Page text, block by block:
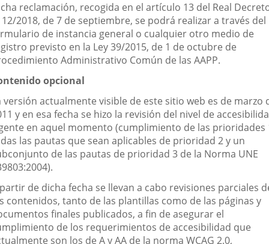
reclamación, recogida en el artículo 13 del Real
2018, de 7 de septiembre, se podrá realizar a través del
de instancia general o cualquier otro medio de
previsto en la Ley 39/2015, de 1 de octubre de
Administrativo Común de las AAPP.
opcional
versión actualmente visible de este sitio web es de marzo
y en esa fecha se hizo la revisión del nivel de
en aquel momento (cumplimiento de las prioridades
las pautas que sean aplicables de prioridad 2 y un
de las pautas de prioridad 3 de la Norma UNE
de dicha fecha se llevan a cabo revisiones parciales
contenidos, tanto de las plantillas como de las páginas y
finales publicados, a fin de asegurar el
de los requerimientos de accesibilidad que
son los de A y AA de la norma WCAG 2.0,